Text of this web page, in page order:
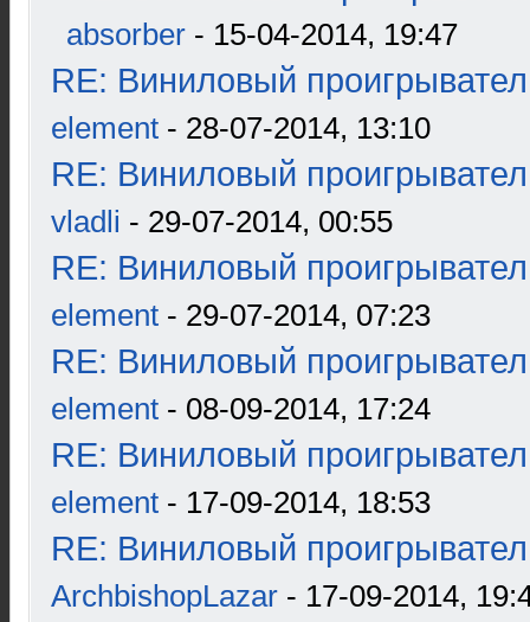
absorber - 15-04-2014, 19:47
RE: Виниловый
element - 28-07-2014, 13:10
RE: Виниловый
vladli - 29-07-2014, 00:55
RE: Виниловый
element - 29-07-2014, 07:23
RE: Виниловый
element - 08-09-2014, 17:24
RE: Виниловый
element - 17-09-2014, 18:53
RE: Виниловый
ArchbishopLazar - 17-09-2014,